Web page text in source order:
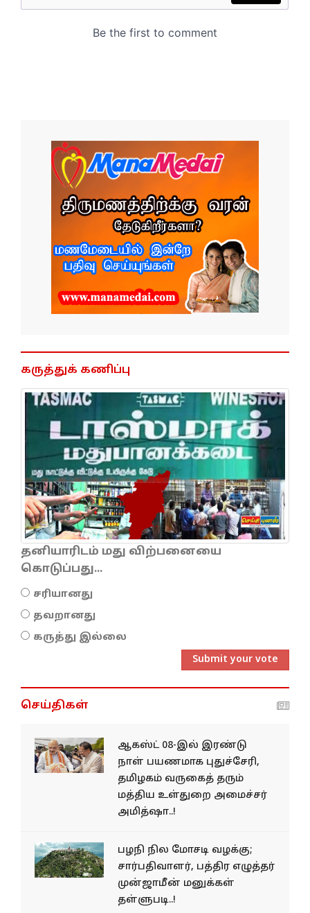
கருத்துக் கணிப்பு
தனியாரிடம் மது விற்பனையை
கொடுப்பது...
சரியானது
தவறானது
கருத்து இல்லை
Submit your vote
செய்திகள்
ஆகஸ்ட் 08-இல் இரண்டு
நாள் பயணமாக புதுச்சேரி,
தமிழகம் வருகைத் தரும்
மத்திய உள்துறை அமைச்சர்
அமித்ஷா..!
பழநி நில மோசடி வழக்கு;
சார்பதிவாளர், பத்திர எழுத்தர்
முன்ஜாமீன் மனுக்கள்
தள்ளுபடி..!